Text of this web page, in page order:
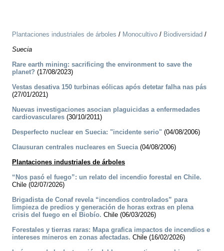
Plantaciones industriales de árboles / Monocultivo / Biodiversidad /
Suecia
Rare earth mining: sacrificing the environment to save the
planet? (17/08/2023)
Vestas desativa 150 turbinas eólicas após detetar falha nas pás
(27/01/2021)
Nuevas investigaciones asocian plaguicidas a enfermedades
cardiovasculares (30/10/2011)
Desperfecto nuclear en Suecia: "incidente serio" (04/08/2006)
Clausuran centrales nucleares en Suecia(04/08/2006)
Plantaciones industriales de árboles
“Nos pasó el fuego”: un relato del incendio forestal en Chile.
Chile (02/07/2026)
Brigadista de Conaf revela “incendios controlados” para
limpieza de predios y generación de horas extras en plena
crisis del fuego en el Biobío. Chile (06/03/2026)
Forestales y tierras raras: Mapa grafica impactos de incendios e
intereses mineros en zonas afectadas. Chile (16/02/2026)